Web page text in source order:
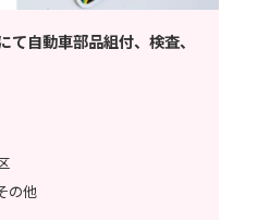
て自動車部品組付、検査、
の他